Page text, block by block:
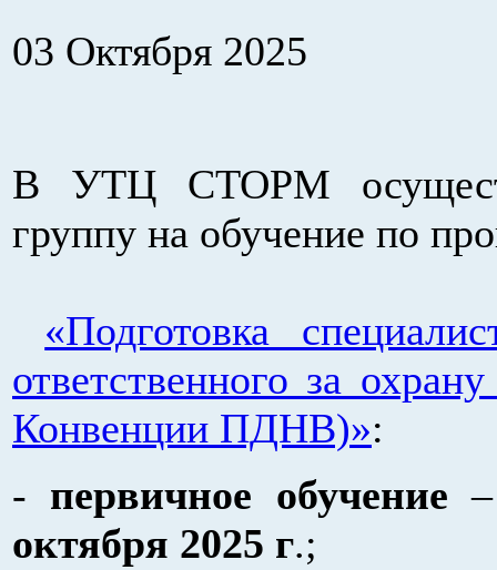
03 Октября 2025
В УТЦ СТОРМ
группу на обучение по
«Подготовка
ответственного за
Конвенции ПДНВ)»:
- первичное обучение
октября 2025 г.;